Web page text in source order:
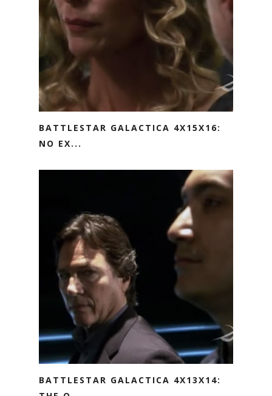
BATTLESTAR GALACTICA 4X15X16:
NO EX...
BATTLESTAR GALACTICA 4X13X14: